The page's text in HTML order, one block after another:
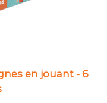
en jouant - 6